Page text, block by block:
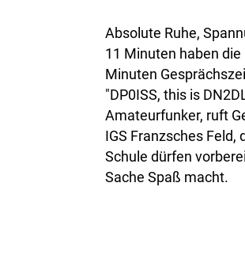
Absolute Ruhe,
11 Minuten haben
Minuten
"DP0ISS, this is
Amateurfunker, ruft
IGS Franzsches
Schule dürfen
Sache Spaß macht.